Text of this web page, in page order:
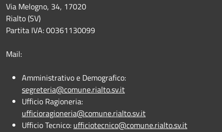
Via Melogno, 34, 17020
Rialto (SV)
Partita IVA: 00361130099
Mail:
Amministrativo e Demografico:
segreteria@comune.rialto.sv.it
Ufficio Ragioneria:
ufficioragioneria@comune.rialto.sv.it
Ufficio Tecnico: ufficiotecnico@comune.rialto.sv.it